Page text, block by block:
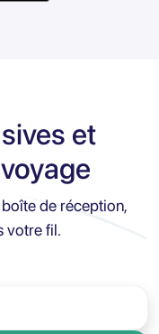
et
de réception,
votre fil.